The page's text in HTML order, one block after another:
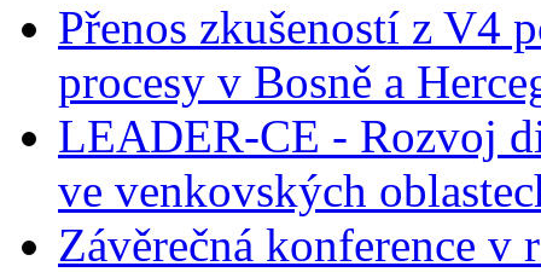
Přenos zkušeností z V4
procesy v Bosně a
LEADER-CE - Rozvoj
ve venkovských
Závěrečná konference v